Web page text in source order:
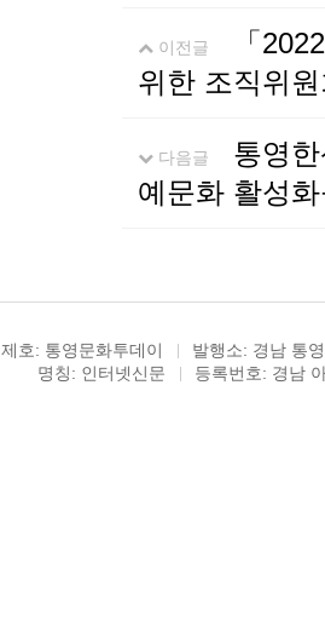
이전글
「
위한 조직위
다음글
통영
예문화 활성
제호: 통영문화투데이
발행소: 경남 통
명칭: 인터넷신문
등록번호: 경남